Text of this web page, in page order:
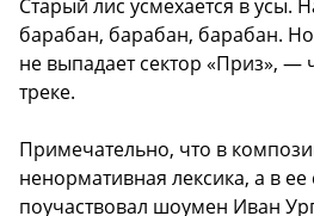
Старый лис усмехается в усы.
барабан, барабан, барабан.
не выпадает сектор «Приз», —
треке.
Примечательно, что в
ненормативная лексика, а в ее
поучаствовал шоумен Иван